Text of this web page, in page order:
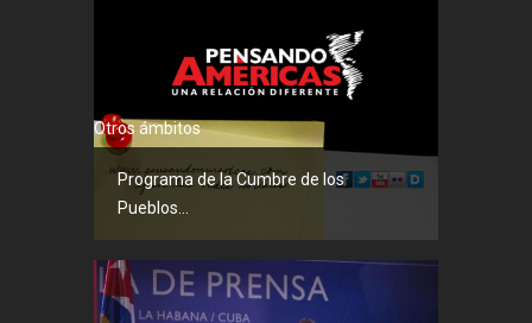
Otros ámbitos
Programa de la Cumbre de los
Pueblos...